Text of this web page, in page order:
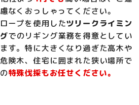
慮なくおっしゃってください。
ロープを使用したツリークライミン
グでのリギング業務を得意としてい
ます。特に大きくなり過ぎた高木や
危険木、住宅に囲まれた狭い場所で
の特殊伐採もお任せください。